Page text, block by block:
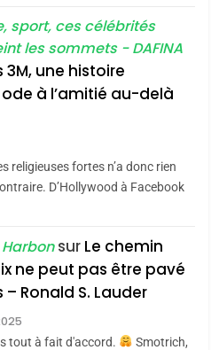
sur la Nostalgie
pourrait
à 13 pays
latine
JUDAISME
l’année la plus
selon le
d’ADL contre
ISRAÉL
sport, ces célébrités
les sommets - DAFINA
3M, une histoire
à l’amitié au-delà
religieuses fortes n’a donc rien
D’Hollywood à Facebook
Harbonsur Le chemin
ne peut pas être pavé
Ronald S. Lauder
tout à fait d'accord.
Smotrich,
Dvir
NOUS MANQUE –
Hadida
: Les amandes de
consacrés produits
MAROC
ravageur – Vanessa De
Stauber